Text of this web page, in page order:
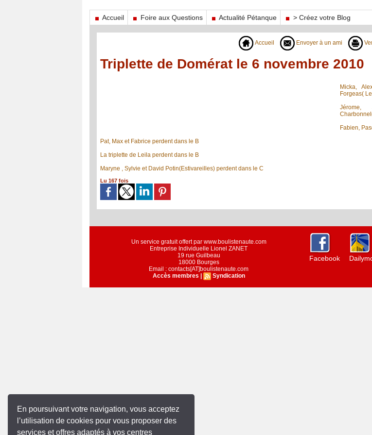
En poursuivant votre navigation, vous acceptez
l’utilisation de cookies pour vous proposer des
services et offres adaptés à vos centres
Accueil Foire aux Questions Actualité Pétanque > Créez votre Blog
Accueil Envoyer à un ami
Triplette de Domérat le 6 novembre 2010
Micka,
Forgeas(
Fabien,
Pat, Max et Fabrice perdent dans le B
La triplette de Leila perdent dans le B
Maryne , Sylvie et David Potin(Estivareilles) perdent dans le C
Lu 167 fois
Un service gratuit offert par www.boulistenaute.com
Entreprise Individuelle Lionel ZANET
19 rue Guilbeau
18000 Bourges
Email : contacts[AT]boulistenaute.com
Accès membres
Syndication
Facebook